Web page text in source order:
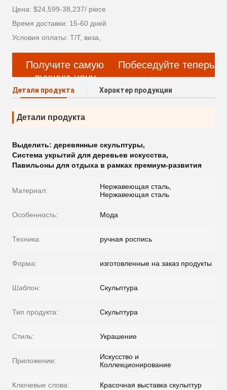
Цена: $24,599-38,237/ piece
Время доставки: 15-60 дней
Условия оплаты: Т/Т, виза,
Получите самую
лучшую цену
Побеседуйте теперь
Детали продукта Характер продукции
Детали продукта
Выделить: деревянные скульптуры,
Система укрытий для деревьев искусства,
Павильоны для отдыха в рамках премиум-развития
Материал:
Нержавеющая сталь,
Нержавеющая сталь
Особенность: Мода
Техника: ручная роспись
Форма: изготовленные на заказ продукты
Шаблон: Скульптура
Тип продукта: Скульптура
Стиль: Украшение
Приложение:
Искусство и
Коллекционирование
Ключевые слова: Красочная выставка скульптур